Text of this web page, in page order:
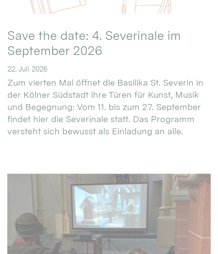
Save the date: 4. Severinale im
September 2026
22. Juli 2026
Zum vierten Mal öffnet die Basilika St. Severin in
der Kölner Südstadt ihre Türen für Kunst, Musik
und Begegnung: Vom 11. bis zum 27. September
findet hier die Severinale statt. Das Programm
versteht sich bewusst als Einladung an alle.